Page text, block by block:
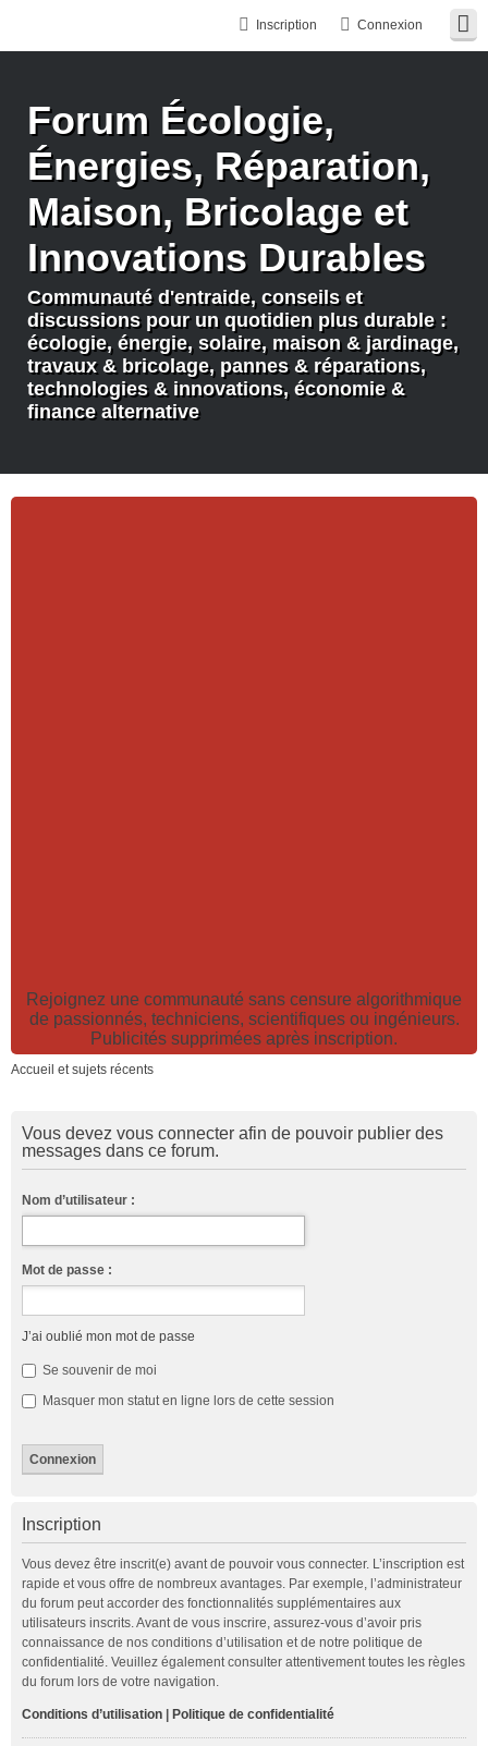
Connexion
Inscription
Forum Écologie,
Énergies, Réparation,
Maison, Bricolage et
Innovations Durables
Communauté d'entraide, conseils et
discussions pour un quotidien plus durable :
écologie, énergie, solaire, maison & jardinage,
travaux & bricolage, pannes & réparations,
technologies & innovations, économie &
finance alternative
Rejoignez une communauté sans censure algorithmique
de passionnés, techniciens, scientifiques ou ingénieurs.
Publicités supprimées après inscription.
Accueil et sujets récents
Vous devez vous connecter afin de pouvoir publier des
messages dans ce forum.
Nom d’utilisateur :
Mot de passe :
J’ai oublié mon mot de passe
Se souvenir de moi
Masquer mon statut en ligne lors de cette session
Inscription
Vous devez être inscrit(e) avant de pouvoir vous connecter. L’inscription est
rapide et vous offre de nombreux avantages. Par exemple, l’administrateur
du forum peut accorder des fonctionnalités supplémentaires aux
utilisateurs inscrits. Avant de vous inscrire, assurez-vous d’avoir pris
connaissance de nos conditions d’utilisation et de notre politique de
confidentialité. Veuillez également consulter attentivement toutes les règles
du forum lors de votre navigation.
Conditions d’utilisation Politique de confidentialité